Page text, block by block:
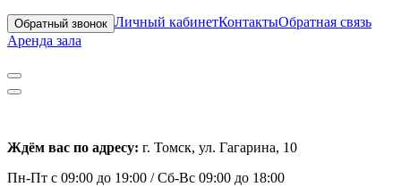
Обратный звонок Личный кабинетКонтактыОбратная связь
Аренда зала
Ждём вас по адресу: г. Томск, ул. Гагарина, 10
Пн-Пт с 09:00 до 19:00 /Сб-Вс 09:00 до 18:00